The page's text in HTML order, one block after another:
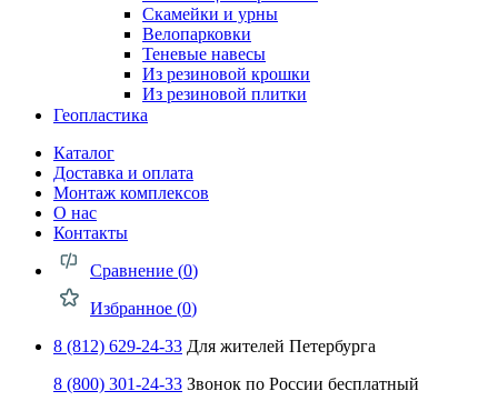
Скамейки и урны
Велопарковки
Теневые навесы
Из резиновой крошки
Из резиновой плитки
Геопластика
Каталог
Доставка и оплата
Монтаж комплексов
О нас
Контакты
Сравнение (0)
Избранное (0)
8 (812) 629-24-33 Для жителей Петербурга
8 (800) 301-24-33 Звонок по России бесплатный